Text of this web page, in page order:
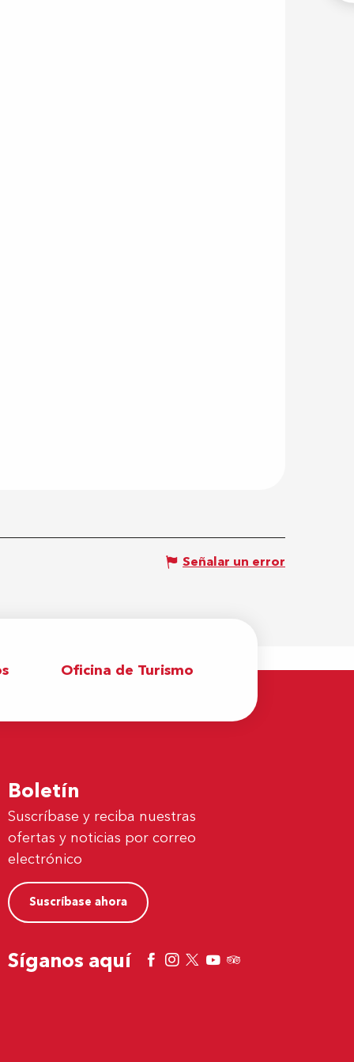
Señalar un error
Oficina de Turismo
Boletín
Suscríbase y reciba nuestras
ofertas y noticias por correo
electrónico
Suscríbase ahora
Síganos aquí